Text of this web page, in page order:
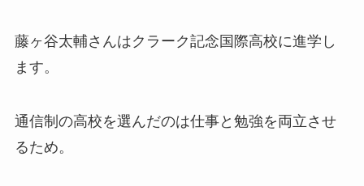
藤ヶ谷太輔さんはクラーク記念国際高校に進学し
ます。
通信制の高校を選んだのは仕事と勉強を両立させ
るため。